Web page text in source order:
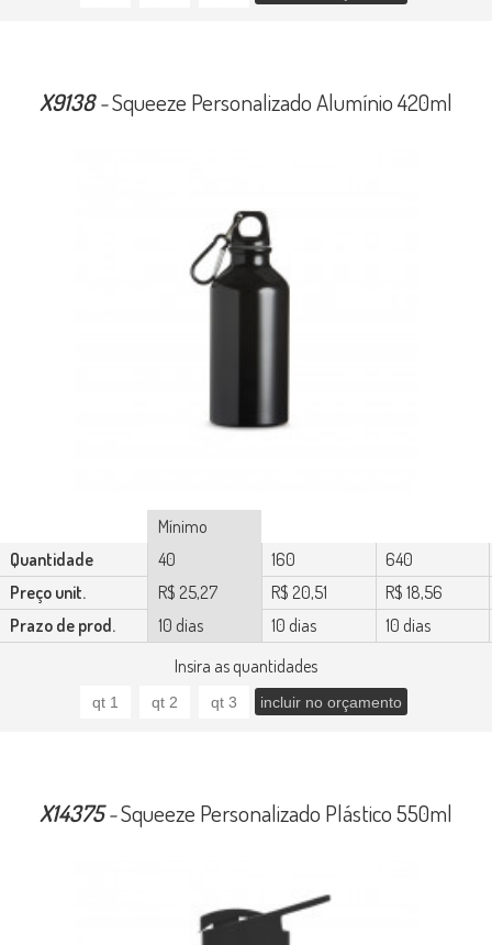
Insira as quantidades
X9138-Squeeze Personalizado Alumínio 420ml
Mínimo
Quantidade
40 160
640
Preço unit.
R$ 25,27 R$ 20,51
R$ 18,56
Prazo de prod.
10 dias 10 dias 10 dias
X14375-Squeeze Personalizado Plástico 550ml